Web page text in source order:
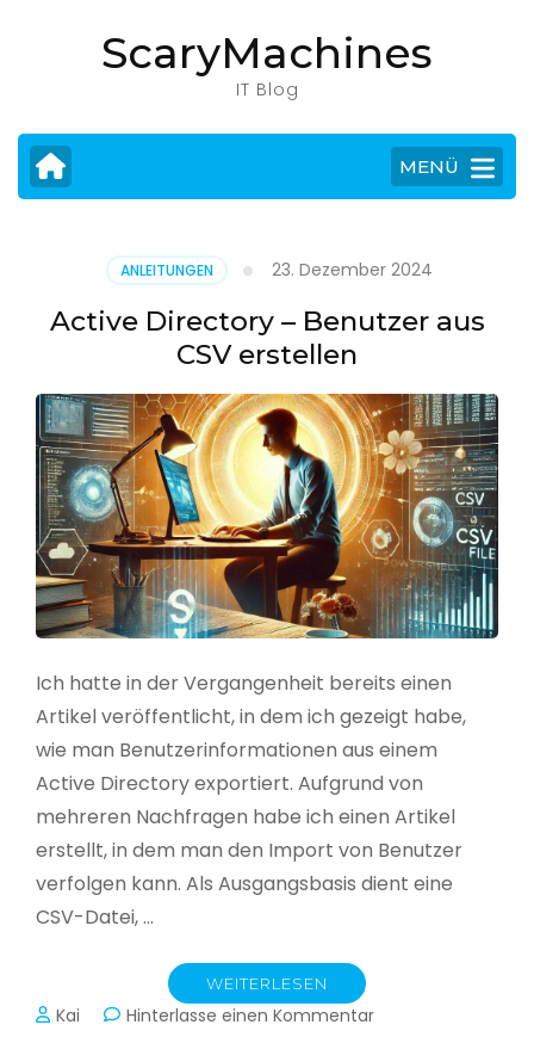
drücken)
ScaryMachines
IT Blog
MENÜ
ANLEITUNGEN 23. Dezember 2024
Active Directory – Benutzer aus
CSV erstellen
Ich hatte in der Vergangenheit bereits einen
Artikel veröffentlicht, in dem ich gezeigt habe,
wie man Benutzerinformationen aus einem
Active Directory exportiert. Aufgrund von
mehreren Nachfragen habe ich einen Artikel
erstellt, in dem man den Import von Benutzer
verfolgen kann. Als Ausgangsbasis dient eine
CSV-Datei, …
WEITERLESEN
Kai Hinterlasse einen Kommentarzu